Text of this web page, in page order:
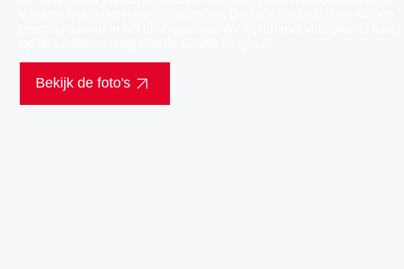
Bekijk de foto's